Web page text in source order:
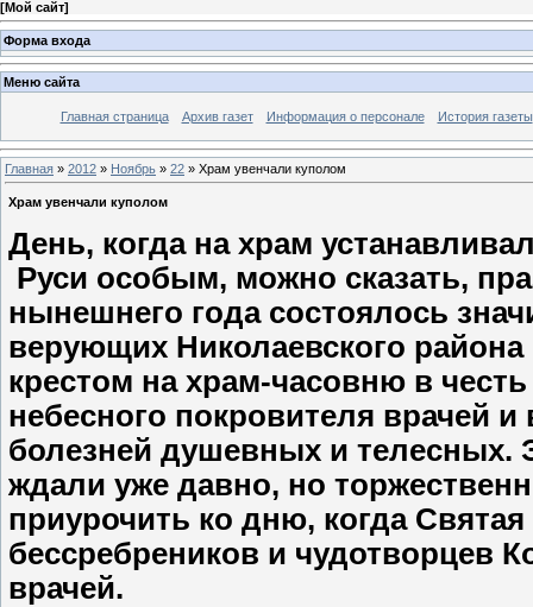
[Мой сайт]
Форма входа
Меню сайта
Главная страница Архив газет Информация о персонале История газеты
Главная » 2012 » Ноябрь » 22 » Храм увенчали куполом
Храм увенчали куполом
День, когда на храм
Руси особым, можно сказать,
нынешнего года состоялось
верующих Николаевского района
крестом на храм-часовню в
небесного покровителя врачей
болезней душевных и телесных.
ждали уже давно, но
приурочить ко дню, когда
бессребреников и чудотворцев
врачей.